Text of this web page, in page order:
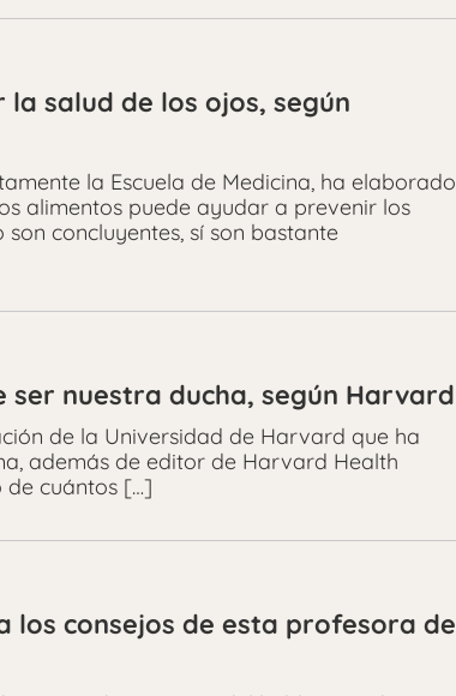
salud de los ojos, según
la Escuela de Medicina, ha elaborado
alimentos puede ayudar a prevenir los
concluyentes, sí son bastante
ser nuestra ducha, según Harvard
de la Universidad de Harvard que ha
además de editor de Harvard Health
de cuántos […]
los consejos de esta profesora de